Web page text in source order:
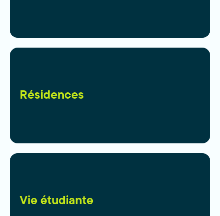
Résidences
Vie étudiante